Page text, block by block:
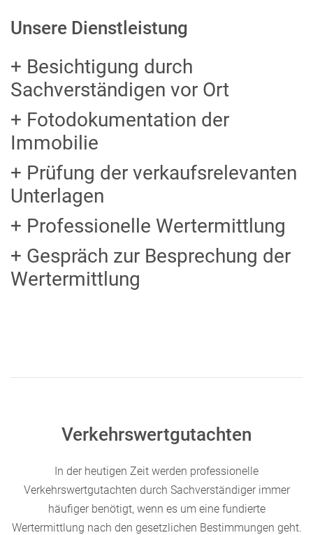
Unsere Dienstleistung
+ Besichtigung durch
Sachverständigen vor Ort
+ Fotodokumentation der
Immobilie
+ Prüfung der verkaufsrelevanten
Unterlagen
+ Professionelle Wertermittlung
+ Gespräch zur Besprechung der
Wertermittlung
Verkehrswertgutachten
In der heutigen Zeit werden professionelle
Verkehrswertgutachten durch Sachverständiger immer
häufiger benötigt, wenn es um eine fundierte
Wertermittlung nach den gesetzlichen Bestimmungen geht.